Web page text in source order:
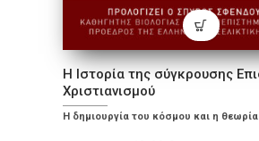
Η Ιστορία της σύγκρουσης
Χριστιανισμού
Η δημιουργία του κόσμου και η